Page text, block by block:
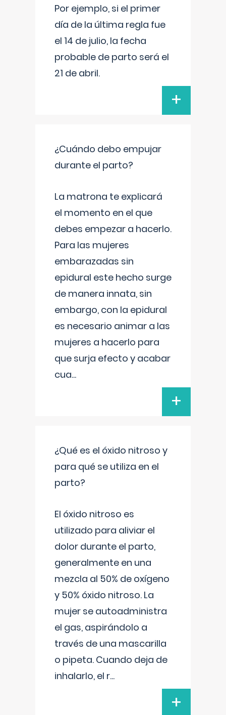
Por ejemplo, si el primer
día de la última regla fue
el 14 de julio, la fecha
probable de parto será el
21 de abril.
+
¿Cuándo debo empujar
durante el parto?
La matrona te explicará
el momento en el que
debes empezar a hacerlo.
Para las mujeres
embarazadas sin
epidural este hecho surge
de manera innata, sin
embargo, con la epidural
es necesario animar a las
mujeres a hacerlo para
que surja efecto y acabar
cua...
+
¿Qué es el óxido nitroso y
para qué se utiliza en el
parto?
El óxido nitroso es
utilizado para aliviar el
dolor durante el parto,
generalmente en una
mezcla al 50% de oxígeno
y 50% óxido nitroso. La
mujer se autoadministra
el gas, aspirándolo a
través de una mascarilla
o pipeta. Cuando deja de
inhalarlo, el r...
+